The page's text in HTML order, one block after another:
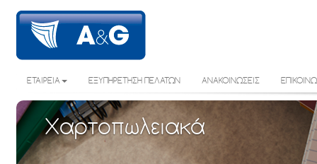
ΕΤΑΙΡΕΙΑ ΕΞΥΠΗΡΕΤΗΣΗ ΠΕΛΑΤΩΝ ΑΝΑΚΟΙΝΩΣΕΙΣ
Χαρτοπωλειακά